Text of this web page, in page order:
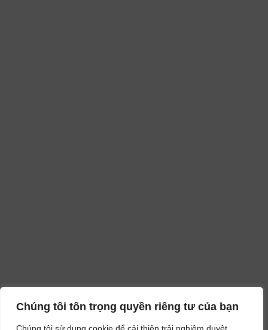
Chúng tôi tôn trọng quyền riêng tư của bạn